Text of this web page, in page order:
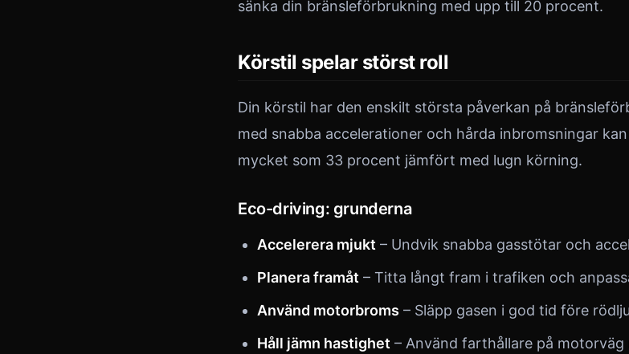
sänka din bränsleförbrukning med upp till 20 procent.
Körstil spelar störst roll
Din körstil har den enskilt största påverkan på
med snabba accelerationer och hårda inbromsningar
mycket som 33 procent jämfört med lugn körning.
Eco-driving: grunderna
Accelerera mjukt – Undvik snabba gasstötar och
Planera framåt – Titta långt fram i trafiken och
Använd motorbroms – Släpp gasen i god tid före
Håll jämn hastighet – Använd farthållare på